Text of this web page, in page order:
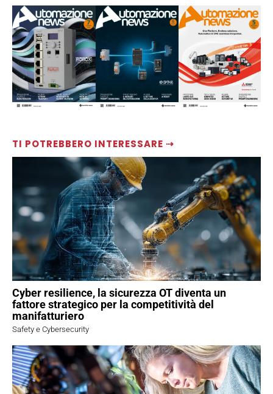
TI POTREBBERO INTERESSARE ⇢
Cyber resilience, la sicurezza OT diventa un
fattore strategico per la competitività del
manifatturiero
Safety e Cybersecurity